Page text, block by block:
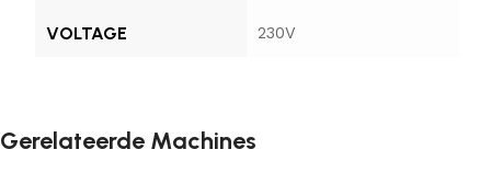
VOLTAGE 230V
Gerelateerde Machines